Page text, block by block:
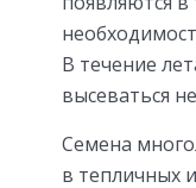
В течение
высеваться
Семена
в тепличных